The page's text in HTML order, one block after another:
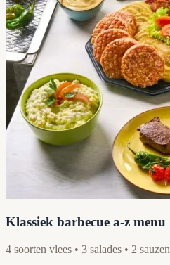
Klassiek barbecue a-z menu
4 soorten vlees • 3 salades • 2 sauzen